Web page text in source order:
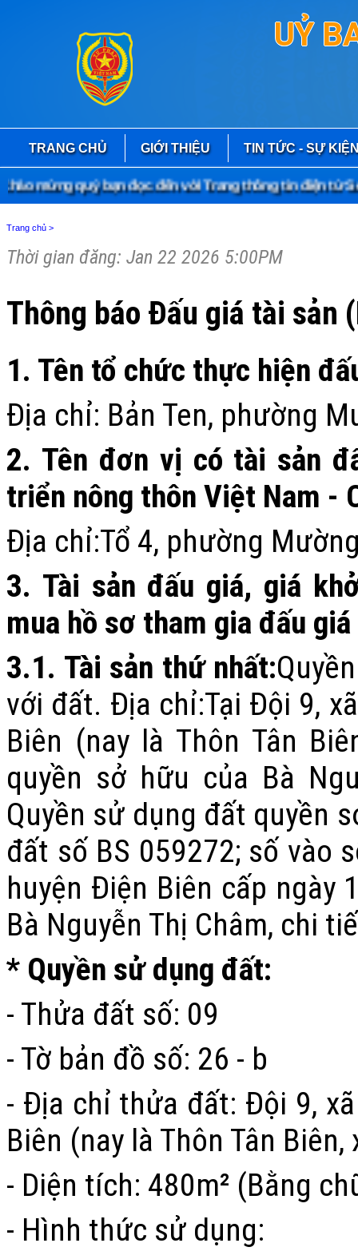
UỶ
TRANG CHỦ GIỚI THIỆU TIN TỨC - SỰ
mừng quý bạn đọc đến với Trang thông tin điện tử Sở
Trang chủ >
Thời gian đăng: Jan 22 2026 5:00PM
Thông báo Đấu giá tài sản
1. Tên tổ chức thực hiện
Địa chỉ: Bản Ten, phường
2. Tên đơn vị có tài sản
triển nông thôn Việt Nam -
Địa chỉ:Tổ 4, phường
3. Tài sản đấu giá, giá
mua hồ sơ tham gia đấu giá
3.1. Tài sản thứ nhất:
với đất. Địa chỉ:Tại Đội 9,
Biên (nay là Thôn Tân
quyền sở hữu của Bà
Quyền sử dụng đất quyền
đất số BS 059272; số vào
huyện Điện Biên cấp ngày
Bà Nguyễn Thị Châm, chi
* Quyền sử dụng đất:
- Thửa đất số: 09
- Tờ bản đồ số: 26 - b
- Địa chỉ thửa đất: Đội 9,
Biên (nay là Thôn Tân
- Diện tích: 480m² (Bằng
- Hình thức sử dụng: